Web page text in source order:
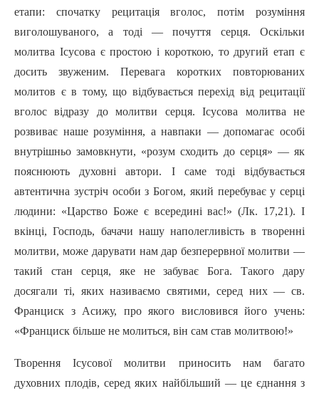
етапи: спочатку рецитація вголос, потім розуміння
виголошуваного, а тоді — почуття серця. Оскільки
молитва Ісусова є простою i короткою, то другий етап є
досить звуженим. Перевага коротких повторюваних
молитов є в тому, що відбувається перехід від рецитації
вголос відразу до молитви серця. Ісусова молитва не
розвиває наше розуміння, а навпаки — допомагає особі
внутрішньо замовкнути, «розум сходить до серця» — як
пояснюють духовні автори. I саме тоді відбувається
автентична зустріч особи з Богом, який перебуває у серці
людини: «Царство Боже є всередині вас!» (Лк. 17,21). I
вкінці, Господь, бачачи нашу наполегливість в творенні
молитви, може дарувати нам дар безперервної молитви —
такий стан серця, яке не забуває Бога. Такого дару
досягали ті, яких називаємо святими, серед них — св.
Франциск з Асижу, про якого висловився його учень:
«Франциск більше не молиться, він сам став молитвою!»
Творення Ісусової молитви приносить нам багато
духовних плодів, серед яких найбільший — це єднання з